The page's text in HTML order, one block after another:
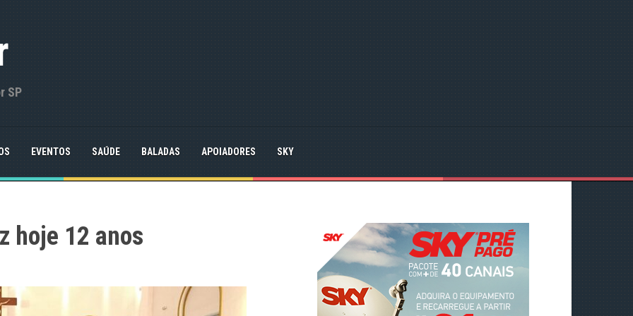
SP
EVENTOS SAÚDE BALADAS APOIADORES SKY
hoje 12 anos